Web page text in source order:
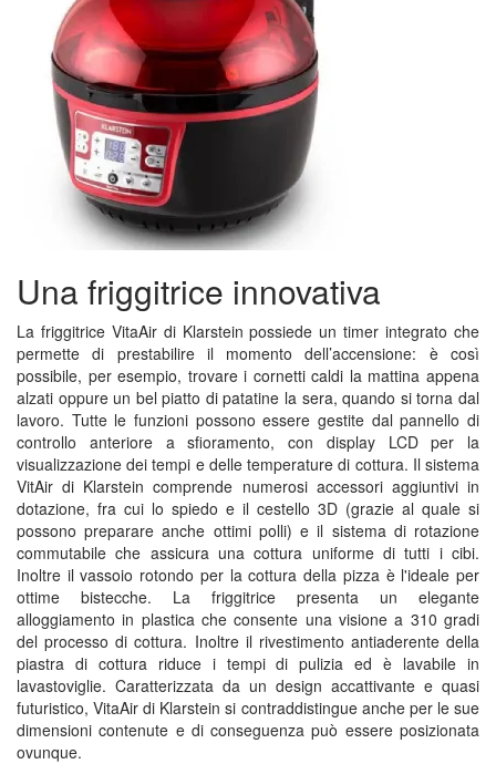
Una friggitrice innovativa
La friggitrice VitaAir di Klarstein possiede un timer integrato che
permette di prestabilire il momento dell’accensione: è così
possibile, per esempio, trovare i cornetti caldi la mattina appena
alzati oppure un bel piatto di patatine la sera, quando si torna dal
lavoro. Tutte le funzioni possono essere gestite dal pannello di
controllo anteriore a sfioramento, con display LCD per la
visualizzazione dei tempi e delle temperature di cottura. Il sistema
VitAir di Klarstein comprende numerosi accessori aggiuntivi in
dotazione, fra cui lo spiedo e il cestello 3D (grazie al quale si
possono preparare anche ottimi polli) e il sistema di rotazione
commutabile che assicura una cottura uniforme di tutti i cibi.
Inoltre il vassoio rotondo per la cottura della pizza è l'ideale per
ottime bistecche. La friggitrice presenta un elegante
alloggiamento in plastica che consente una visione a 310 gradi
del processo di cottura. Inoltre il rivestimento antiaderente della
piastra di cottura riduce i tempi di pulizia ed è lavabile in
lavastoviglie. Caratterizzata da un design accattivante e quasi
futuristico, VitaAir di Klarstein si contraddistingue anche per le sue
dimensioni contenute e di conseguenza può essere posizionata
ovunque.